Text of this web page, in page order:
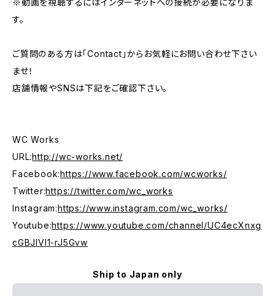
※動画を視聴するにはインターネットへの接続が必要になりま
す。
ご質問のある方は「Contact」からお気軽にお問い合わせ下さい
ませ！
店舗情報やSNSは下記をご確認下さい。
WC Works
URL:http://wc-works.net/
Facebook:https://www.facebook.com/wcworks/
Twitter:https://twitter.com/wc_works
Instagram:https://www.instagram.com/wc_works/
Youtube:https://www.youtube.com/channel/UC4ecXnxg
cGBJIVI1-rJ5Gvw
Ship to Japan only